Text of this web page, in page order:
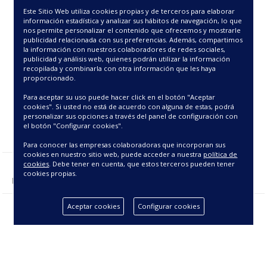
37.00€
Mostrando 1 - 1 de 1 producto(s).
Este Sitio Web utiliza cookies propias y de terceros para elaborar
información estadística y analizar sus hábitos de navegación, lo que
nos permite personalizar el contenido que ofrecemos y mostrarle
publicidad relacionada con sus preferencias. Además, compartimos
la información con nuestros colaboradores de redes sociales,
publicidad y análisis web, quienes podrán utilizar la información
recopilada y combinarla con otra información que les haya
proporcionado.
Para aceptar su uso puede hacer click en el botón "Aceptar
cookies". Si usted no está de acuerdo con alguna de estas, podrá
personalizar sus opciones a través del panel de configuración con
el botón "Configurar cookies".
Para conocer las empresas colaboradoras que incorporan sus
cookies en nuestro sitio web, puede acceder a nuestra política de
cookies. Debe tener en cuenta, que estos terceros pueden tener
cookies propias.
Aceptar cookies Configurar cookies